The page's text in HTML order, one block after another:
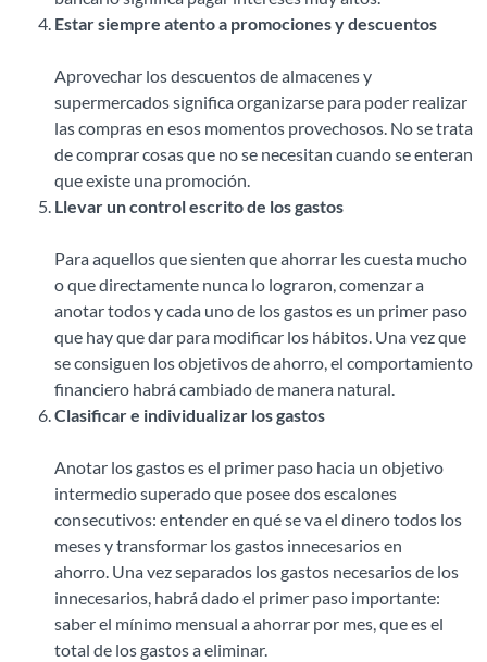
Estar siempre atento a promociones y descuentos
Aprovechar los descuentos de almacenes y
supermercados significa organizarse para poder realizar
las compras en esos momentos provechosos. No se trata
de comprar cosas que no se necesitan cuando se enteran
que existe una promoción.
Llevar un control escrito de los gastos
Para aquellos que sienten que ahorrar les cuesta mucho
o que directamente nunca lo lograron, comenzar a
anotar todos y cada uno de los gastos es un primer paso
que hay que dar para modificar los hábitos. Una vez que
se consiguen los objetivos de ahorro, el comportamiento
financiero habrá cambiado de manera natural.
Clasificar e individualizar los gastos
Anotar los gastos es el primer paso hacia un objetivo
intermedio superado que posee dos escalones
consecutivos: entender en qué se va el dinero todos los
meses y transformar los gastos innecesarios en
ahorro. Una vez separados los gastos necesarios de los
innecesarios, habrá dado el primer paso importante:
saber el mínimo mensual a ahorrar por mes, que es el
total de los gastos a eliminar.